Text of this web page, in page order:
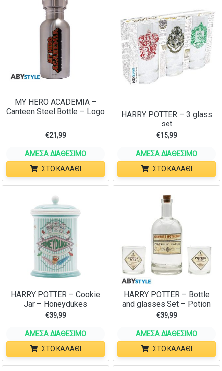
MY HERO ACADEMIA –
Canteen Steel Bottle – Logo
€21,99
ΆΜΕΣΑ ΔΙΑΘΈΣΙΜΟ
ΣΤΟ ΚΑΛΆΘΙ
HARRY POTTER – 3 glass
set
€15,99
ΆΜΕΣΑ ΔΙΑΘΈΣΙΜΟ
ΣΤΟ ΚΑΛΆΘΙ
HARRY POTTER – Cookie
Jar – Honeydukes
€39,99
ΆΜΕΣΑ ΔΙΑΘΈΣΙΜΟ
ΣΤΟ ΚΑΛΆΘΙ
HARRY POTTER – Bottle
and glasses Set – Potion
€39,99
ΆΜΕΣΑ ΔΙΑΘΈΣΙΜΟ
ΣΤΟ ΚΑΛΆΘΙ